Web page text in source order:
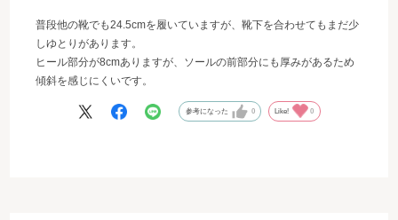
普段他の靴でも24.5cmを履いていますが、靴下を合わせてもまだ少
しゆとりがあります。
ヒール部分が8cmありますが、ソールの前部分にも厚みがあるため
傾斜を感じにくいです。
参考になった 0 Like! 0